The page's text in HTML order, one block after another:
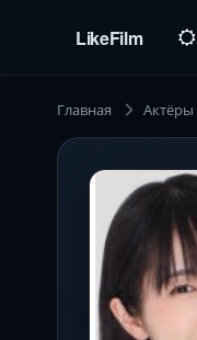
LikeFilm
Главная Актёры